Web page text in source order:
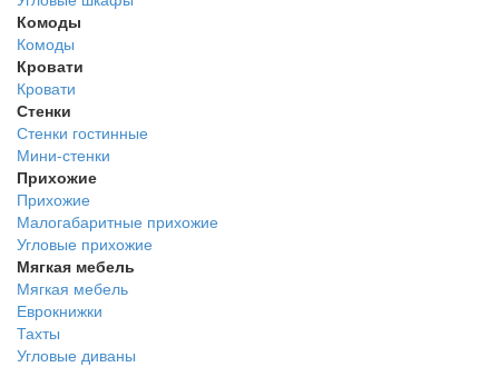
Комоды
Комоды
Кровати
Кровати
Стенки
Стенки гостинные
Мини-стенки
Прихожие
Прихожие
Малогабаритные прихожие
Угловые прихожие
Мягкая мебель
Мягкая мебель
Еврокнижки
Тахты
Угловые диваны